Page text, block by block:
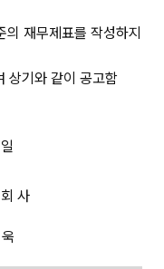
의 재무제표를 작성하지
상기와 같이 공고함
사